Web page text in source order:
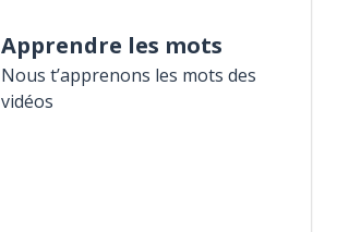
Apprendre les mots
Nous t’apprenons les mots des
vidéos